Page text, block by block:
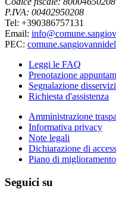
P.IVA: 00402950208
Tel: +390386757131
Email:
PEC:
Leggi le FAQ
Prenotazione
Segnalazione
Richiesta d'assistenza
Amministrazione
Informativa privacy
Note legali
Dichiarazione di
Piano di
Seguici su